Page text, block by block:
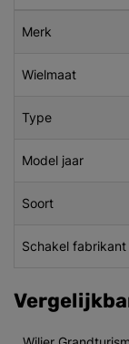
Merk
Wielmaat
Type
Model jaar
Soort
Schakel fabrikant